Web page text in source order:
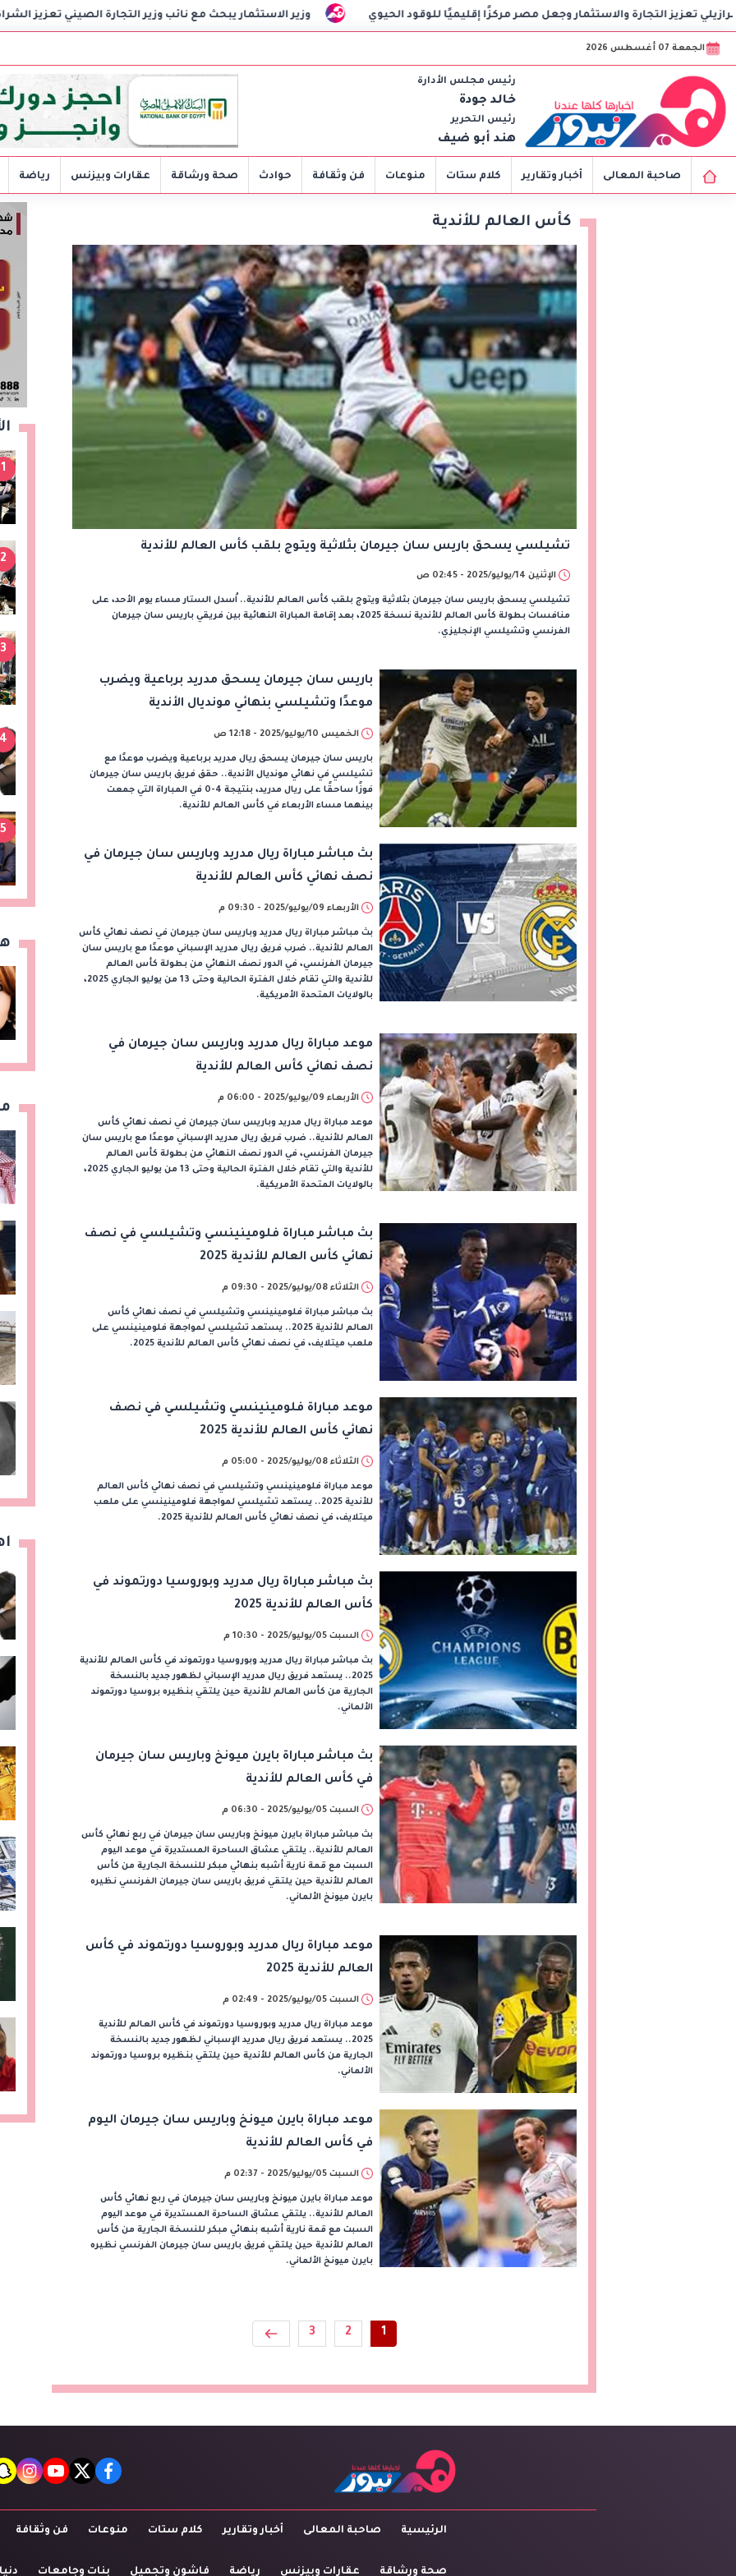
وزير الاستثمار يبحث مع نائب وزير التجارة الصيني تعزيز الشراكة الاقتصادية وزيادة وجعل مصر مركزًا إقليميًا للوقود الحيوي
الجمعة 07 أغسطس 2026
رئيس مجلس الأدارة
خالد جودة
رئيس التحرير
هند أبو ضيف
صاحبة المعالى أخبار وتقارير كلام ستات منوعات فن وثقافة حوادث صحة ورشاقة عقارات وبيزنس رياضة
كأس العالم للأندية
تشيلسي يسحق باريس سان جيرمان بثلاثية ويتوج بلقب كأس العالم للأندية
الإثنين 14/يوليو/2025 - 02:45 ص
تشيلسي يسحق باريس سان جيرمان بثلاثية ويتوج بلقب كأس العالم للأندية.. اُسدل الستار مساء يوم الأحد، على
منافسات بطولة كأس العالم للأندية نسخة 2025، بعد إقامة المباراة النهائية بين فريقي باريس سان جيرمان
الفرنسي وتشيلسي الإنجليزي.
باريس سان جيرمان يسحق مدريد برباعية ويضرب
موعدًا وتشيلسي بنهائي مونديال الأندية
الخميس 10/يوليو/2025 - 12:18 ص
باريس سان جيرمان يسحق ريال مدريد برباعية ويضرب موعدًا مع
تشيلسي في نهائي مونديال الأندية.. حقق فريق باريس سان جيرمان
فوزًا ساحقًا على ريال مدريد، بنتيجة 4-0 في المباراة التي جمعت
بينهما مساء الأربعاء في كأس العالم للأندية.
بث مباشر مباراة ريال مدريد وباريس سان جيرمان في
نصف نهائي كأس العالم للأندية
الأربعاء 09/يوليو/2025 - 09:30 م
بث مباشر مباراة ريال مدريد وباريس سان جيرمان في نصف نهائي كأس
العالم للأندية.. ضرب فريق ريال مدريد الإسباني موعدًا مع باريس سان
جيرمان الفرنسي، في الدور نصف النهائي من بطولة كأس العالم
للأندية والتي تقام خلال الفترة الحالية وحتى 13 من يوليو الجاري 2025،
بالولايات المتحدة الأمريكية.
موعد مباراة ريال مدريد وباريس سان جيرمان في
نصف نهائي كأس العالم للأندية
الأربعاء 09/يوليو/2025 - 06:00 م
موعد مباراة ريال مدريد وباريس سان جيرمان في نصف نهائي كأس
العالم للأندية.. ضرب فريق ريال مدريد الإسباني موعدًا مع باريس سان
جيرمان الفرنسي، في الدور نصف النهائي من بطولة كأس العالم
للأندية والتي تقام خلال الفترة الحالية وحتى 13 من يوليو الجاري 2025،
بالولايات المتحدة الأمريكية.
بث مباشر مباراة فلومينينسي وتشيلسي في نصف
نهائي كأس العالم للأندية 2025
الثلاثاء 08/يوليو/2025 - 09:30 م
بث مباشر مباراة فلومينينسي وتشيلسي في نصف نهائي كأس
العالم للأندية 2025.. يستعد تشيلسي لمواجهة فلومينينسي على
ملعب ميتلايف، في نصف نهائي كأس العالم للأندية 2025.
موعد مباراة فلومينينسي وتشيلسي في نصف
نهائي كأس العالم للأندية 2025
الثلاثاء 08/يوليو/2025 - 05:00 م
موعد مباراة فلومينينسي وتشيلسي في نصف نهائي كأس العالم
للأندية 2025.. يستعد تشيلسي لمواجهة فلومينينسي على ملعب
ميتلايف، في نصف نهائي كأس العالم للأندية 2025.
بث مباشر مباراة ريال مدريد وبوروسيا دورتموند في
كأس العالم للأندية 2025
السبت 05/يوليو/2025 - 10:30 م
بث مباشر مباراة ريال مدريد وبوروسيا دورتموند في كأس العالم للأندية
2025.. يستعد فريق ريال مدريد الإسباني لظهور جديد بالنسخة
الجارية من كأس العالم للأندية حين يلتقي بنظيره بروسيا دورتموند
الألماني.
بث مباشر مباراة بايرن ميونخ وباريس سان جيرمان
في كأس العالم للأندية
السبت 05/يوليو/2025 - 06:30 م
بث مباشر مباراة بايرن ميونخ وباريس سان جيرمان في ربع نهائي كأس
العالم للأندية.. يلتقي عشاق الساحرة المستديرة في موعد اليوم
السبت مع قمة نارية أشبه بنهائي مبكر للنسخة الجارية من كأس
العالم للأندية حين يلتقي فريق باريس سان جيرمان الفرنسي نظيره
بايرن ميونخ الألماني.
موعد مباراة ريال مدريد وبوروسيا دورتموند في كأس
العالم للأندية 2025
السبت 05/يوليو/2025 - 02:49 م
موعد مباراة ريال مدريد وبوروسيا دورتموند في كأس العالم للأندية
2025.. يستعد فريق ريال مدريد الإسباني لظهور جديد بالنسخة
الجارية من كأس العالم للأندية حين يلتقي بنظيره بروسيا دورتموند
الألماني.
موعد مباراة بايرن ميونخ وباريس سان جيرمان اليوم
في كأس العالم للأندية
السبت 05/يوليو/2025 - 02:37 م
موعد مباراة بايرن ميونخ وباريس سان جيرمان في ربع نهائي كأس
العالم للأندية.. يلتقي عشاق الساحرة المستديرة في موعد اليوم
السبت مع قمة نارية أشبه بنهائي مبكر للنسخة الجارية من كأس
العالم للأندية حين يلتقي فريق باريس سان جيرمان الفرنسي نظيره
بايرن ميونخ الألماني.
1
2
3
1
2
3
4
5
facebook
twitter
youtube
الرئيسية صاحبة المعالى أخبار وتقارير كلام ستات منوعات فن وثقافة
صحة ورشاقة عقارات وبيزنس رياضة فاشون وتجميل بنات وجامعات